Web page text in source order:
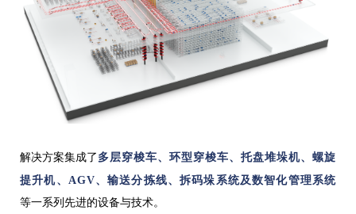
解决方案集成了 多层穿梭车、环型穿梭车、托盘堆垛机、螺旋
提升机、AGV、输送分拣线、拆码垛系统及数智化管理系统
等一系列先进的设备与技术。